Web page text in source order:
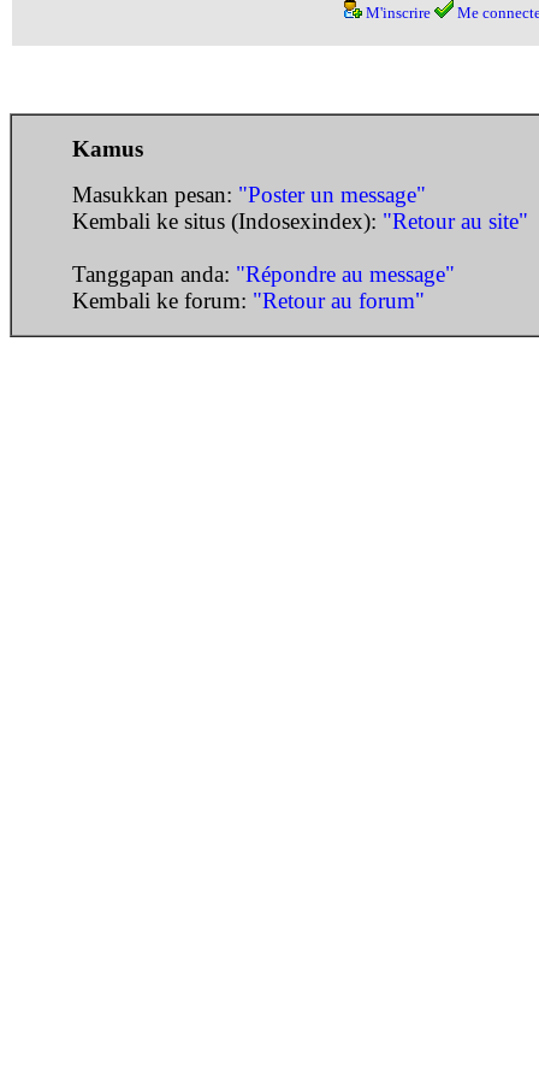
M'inscrire Me
Kamus
Masukkan pesan: "Poster un message"
Kembali ke situs (Indosexindex): "Retour au site"
Tanggapan anda: "Répondre au message"
Kembali ke forum: "Retour au forum"